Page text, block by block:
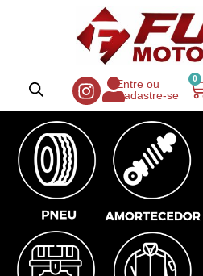
Entre ou
Cadastre-se
0